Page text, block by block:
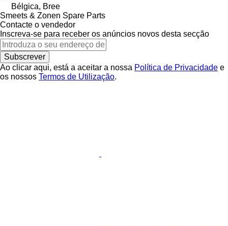
Bélgica, Bree
Smeets & Zonen Spare Parts
Contacte o vendedor
Inscreva-se para receber os anúncios novos desta secção
Subscrever
Ao clicar aqui, está a aceitar a nossa Política de Privacidade e
os nossos Termos de Utilização.